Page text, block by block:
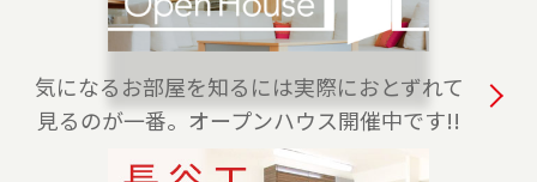
白金高輪センターをオープンしました。港区・
渋谷区・目黒区でお住まいのご売却、 ご購入を
ご検討の方は、是非ご相談ください。 フリーダ
イアル（0120-875-170）よりお気軽にどうぞ！
2023-04-01
気になるお部屋を知るには実際におとずれて
見るのが一番。オープンハウス開催中です!!